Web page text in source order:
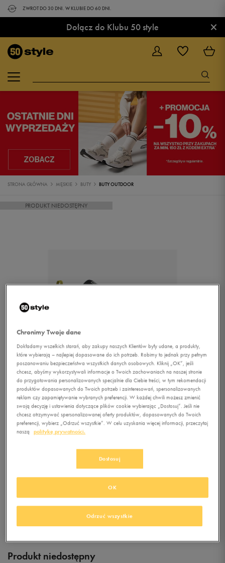
ZWROT DO 30 DNI. W KLUBIE DO 60 DNI.
Dołącz do Klubu 50 style ×
STRONA GŁÓWNA MĘSKIE BUTY BUTY OUTDOOR
PRODUKT NIEDOSTĘPNY
0.0(0)
+ 0 PKT WKLUBIE 50 STYLE
Produkt niedostępny
Chronimy Twoje dane
Dokładamy wszelkich starań, aby zakupy naszych Klientów były udane, a produkty,
które wybierają – najlepiej dopasowane do ich potrzeb. Robimy to jednak przy pełnym
poszanowaniu bezpieczeństwa wszystkich danych osobowych. Kliknij „OK”, jeśli
chcesz, abyśmy wykorzystywali informacje o Twoich zachowaniach na naszej stronie
do przygotowania personalizowanych specjalnie dla Ciebie treści, w tym rekomendacji
produktów dopasowanych do Twoich potrzeb i zainteresowań, spersonalizowanych
reklam czy zapamiętywanie wybranych preferencji. W każdej chwili możesz zmienić
swoją decyzję i ustawienia dotyczące plików cookie wybierając „Dostosuj”. Jeśli nie
chcesz otrzymywać spersonalizowanej oferty produktów, dopasowanych do Twoich
preferencji, wybierz „Odrzuć wszystkie”. W celu uzyskania więcej informacji, przeczytaj
naszą
politykę prywatności.
Dostosuj
Odrzuć wszystkie
OK